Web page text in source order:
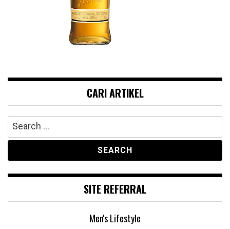
CARI ARTIKEL
Search
for:
SITE REFERRAL
Men's Lifestyle